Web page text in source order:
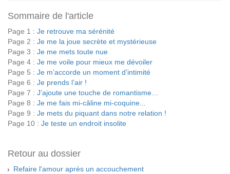
Sommaire de l'article
Page 1 : Je retrouve ma sérénité
Page 2 : Je me la joue secrète et mystérieuse
Page 3 : Je me mets toute nue
Page 4 : Je me voile pour mieux me dévoiler
Page 5 : Je m’accorde un moment d’intimité
Page 6 : Je prends l’air !
Page 7 : J’ajoute une touche de romantisme…
Page 8 : Je me fais mi-câline mi-coquine...
Page 9 : Je mets du piquant dans notre relation !
Page 10 : Je teste un endroit insolite
Retour au dossier
Refaire l'amour après un accouchement